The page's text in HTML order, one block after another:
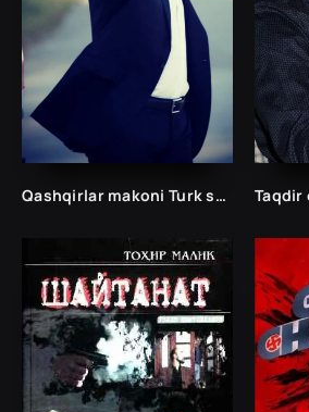
Qashqirlar makoni Turk seriali